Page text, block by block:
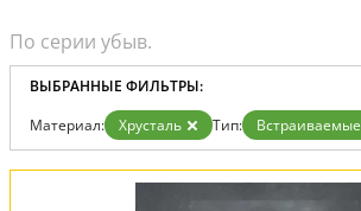
ВЫБРАННЫЕ ФИЛЬТРЫ:
Материал: Хрусталь Тип:
Встраиваемые
Вид:
Светильники